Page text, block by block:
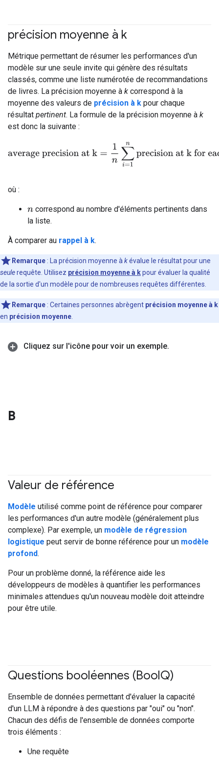
précision moyenne à k
Métrique permettant de résumer les performances d'un
modèle sur une seule invite qui génère des résultats
classés, comme une liste numérotée de recommandations
de livres. La précision moyenne à k correspond à la
moyenne des valeurs de précision à k pour chaque
résultat pertinent. La formule de la précision moyenne à k
est donc la suivante :
1 ∑i=1
où :
ncorrespond au nombre d'éléments pertinents dans
la liste.
À comparer au rappel à k.
Remarque : La précision moyenne à kévalue le résultat pour une
seulerequête. Utilisez précision moyenne à kpour évaluer la qualité
de la sortie d'un modèle pour de nombreuses requêtes différentes.
Remarque : Certaines personnes abrègent précision moyenne à k
en précision moyenne
Cliquez sur l'icône pour voir un exemple.
B
Valeur de référence
Modèle utilisé comme point de référence pour comparer
les performances d'un autre modèle (généralement plus
complexe). Par exemple, un modèle de régression
logistique peut servir de bonne référence pour un modèle
profond.
Pour un problème donné, la référence aide les
développeurs de modèles à quantifier les performances
minimales attendues qu'un nouveau modèle doit atteindre
pour être utile.
Questions booléennes (BoolQ)
Ensemble de données permettant d'évaluer la capacité
d'un LLM à répondre à des questions par "oui" ou "non".
Chacun des défis de l'ensemble de données comporte
trois éléments :
Une requête